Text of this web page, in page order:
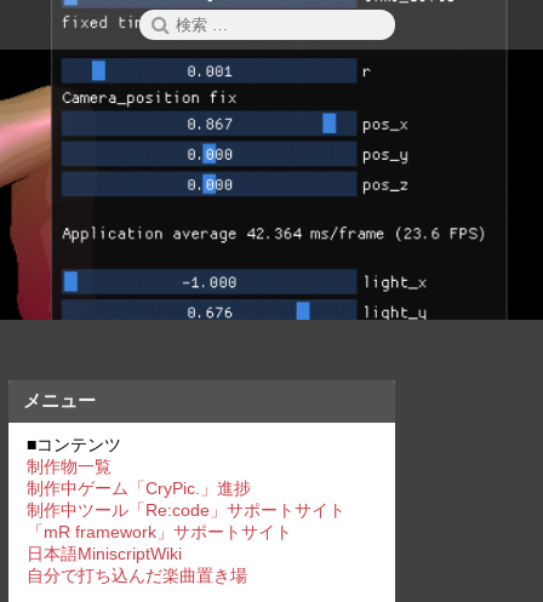
検
索:
メニュー
■コンテンツ
制作物一覧
制作中ゲーム「CryPic.」進捗
制作中ツール「Re:code」サポートサイト
「mR framework」サポートサイト
日本語MiniscriptWiki
自分で打ち込んだ楽曲置き場